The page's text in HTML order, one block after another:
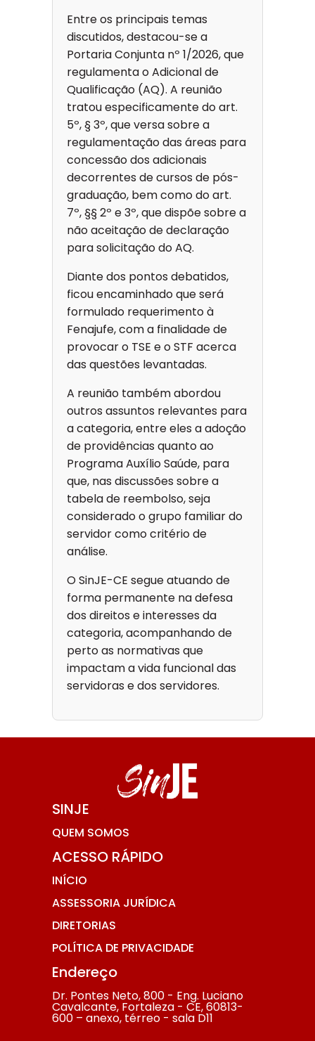
Entre os principais temas
discutidos, destacou-se a
Portaria Conjunta nº 1/2026, que
regulamenta o Adicional de
Qualificação (AQ). A reunião
tratou especificamente do art.
5º, § 3º, que versa sobre a
regulamentação das áreas para
concessão dos adicionais
decorrentes de cursos de pós-
graduação, bem como do art.
7º, §§ 2º e 3º, que dispõe sobre a
não aceitação de declaração
para solicitação do AQ.
Diante dos pontos debatidos,
ficou encaminhado que será
formulado requerimento à
Fenajufe, com a finalidade de
provocar o TSE e o STF acerca
das questões levantadas.
A reunião também abordou
outros assuntos relevantes para
a categoria, entre eles a adoção
de providências quanto ao
Programa Auxílio Saúde, para
que, nas discussões sobre a
tabela de reembolso, seja
considerado o grupo familiar do
servidor como critério de
análise.
O SinJE-CE segue atuando de
forma permanente na defesa
dos direitos e interesses da
categoria, acompanhando de
perto as normativas que
impactam a vida funcional das
servidoras e dos servidores.
SINJE
QUEM SOMOS
ACESSO RÁPIDO
INÍCIO
ASSESSORIA JURÍDICA
DIRETORIAS
POLÍTICA DE PRIVACIDADE
Endereço
Dr. Pontes Neto, 800 - Eng. Luciano
Cavalcante, Fortaleza - CE, 60813-
600 – anexo, térreo - sala D11